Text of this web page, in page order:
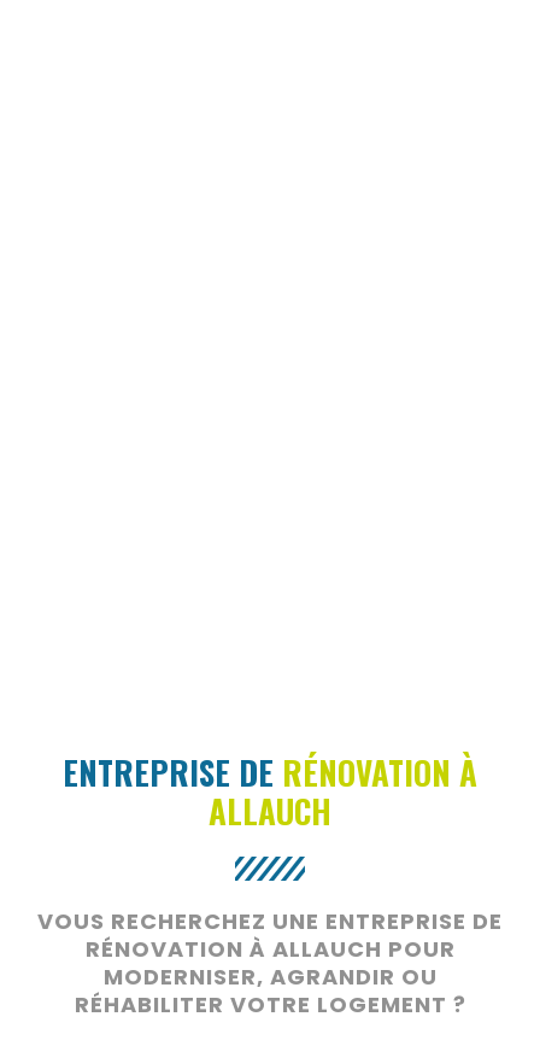
ENTREPRISE DE RÉNOVATION À
ALLAUCH
VOUS RECHERCHEZ UNE ENTREPRISE DE
RÉNOVATION À ALLAUCH POUR
MODERNISER, AGRANDIR OU
RÉHABILITER VOTRE LOGEMENT ?